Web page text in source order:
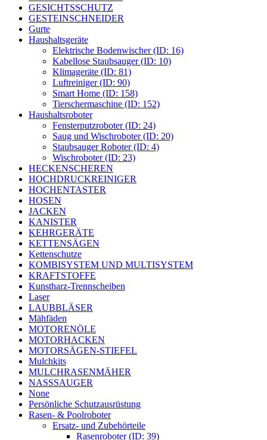
GESICHTSSCHUTZ
GESTEINSCHNEIDER
Gurte
Haushaltsgeräte
Elektrische Bodenwischer (ID: 16)
Kabellose Staubsauger (ID: 10)
Klimageräte (ID: 81)
Luftreiniger (ID: 90)
Smart Home (ID: 158)
Tierschermaschine (ID: 152)
Haushaltsroboter
Fensterputzroboter (ID: 24)
Saug und Wischroboter (ID: 20)
Staubsauger Roboter (ID: 4)
Wischroboter (ID: 23)
HECKENSCHEREN
HOCHDRUCKREINIGER
HOCHENTASTER
HOSEN
JACKEN
KANISTER
KEHRGERÄTE
KETTENSÄGEN
Kettenschutze
KOMBISYSTEM UND MULTISYSTEM
KRAFTSTOFFE
Kunstharz-Trennscheiben
Laser
LAUBBLÄSER
Mähfäden
MOTORENÖLE
MOTORHACKEN
MOTORSÄGEN-STIEFEL
Mulchkits
MULCHRASENMÄHER
NASSSAUGER
None
Persönliche Schutzausrüstung
Rasen- & Poolroboter
Ersatz- und Zubehörteile
Rasenroboter (ID: 39)